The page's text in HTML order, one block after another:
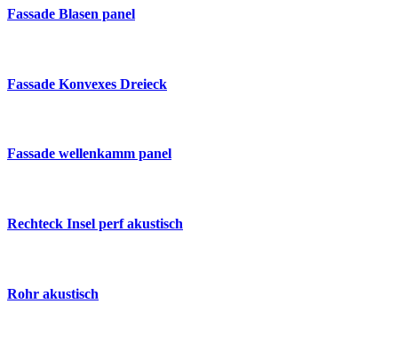
Fassade Blasen panel
Fassade Konvexes Dreieck
Fassade wellenkamm panel
Rechteck Insel perf akustisch
Rohr akustisch